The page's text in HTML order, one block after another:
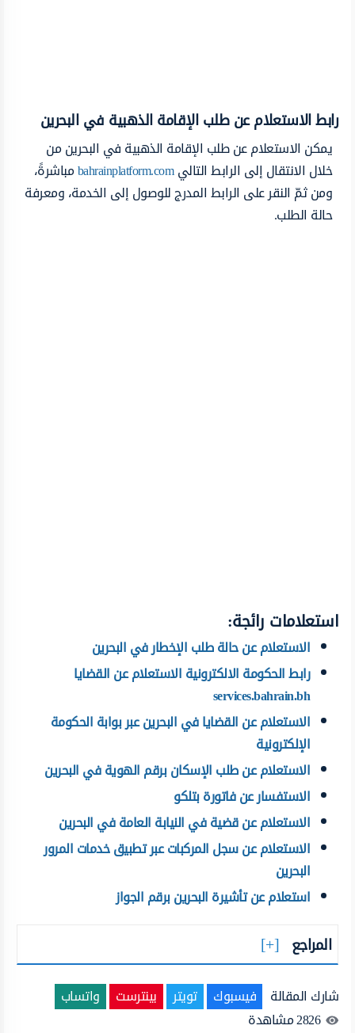
رابط الاستعلام عن طلب الإقامة الذهبية في البحرين
يمكن الاستعلام عن طلب الإقامة الذهبية في البحرين من
خلال الانتقال إلى الرابط التاليbahrainplatform.comمباشرةً،
ومن ثمّ النقر على الرابط المدرج للوصول إلى الخدمة، ومعرفة
حالة الطلب.
استعلامات رائجة:
الاستعلام عن حالة طلب الإخطار في البحرين
رابط الحكومة الالكترونية الاستعلام عن القضايا
services.bahrain.bh
الاستعلام عن القضايا في البحرين عبر بوابة الحكومة
الإلكترونية
الاستعلام عن طلب الإسكان برقم الهوية في البحرين
الاستفسار عن فاتورة بتلكو
الاستعلام عن قضية في النيابة العامة في البحرين
الاستعلام عن سجل المركبات عبر تطبيق خدمات المرور
البحرين
استعلام عن تأشيرة البحرين برقم الجواز
المراجع
شارك المقالة فيسبوك تويتر بينترست
واتساب
2826مشاهدة